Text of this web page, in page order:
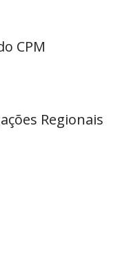
CPM
Regionais